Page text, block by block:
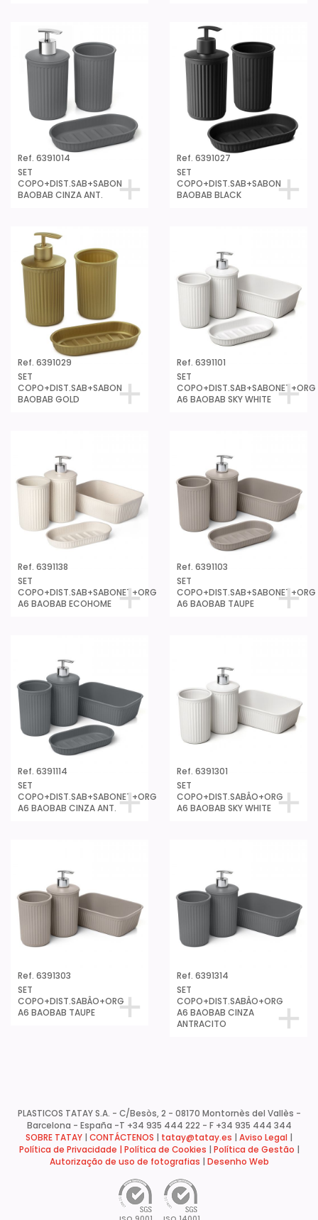
Ref. 6391014
SET
COPO+DIST.SAB+SABON
BAOBAB CINZA ANT.
Ref. 6391027
SET
COPO+DIST.SAB+SABON
BAOBAB BLACK
Ref. 6391029
SET
COPO+DIST.SAB+SABON
BAOBAB GOLD
Ref. 6391101
SET
COPO+DIST.SAB+SABONET+ORG
A6 BAOBAB SKY WHITE
Ref. 6391138
SET
COPO+DIST.SAB+SABONET+ORG
A6 BAOBAB ECOHOME
Ref. 6391103
SET
COPO+DIST.SAB+SABONET+ORG
A6 BAOBAB TAUPE
Ref. 6391114
SET
COPO+DIST.SAB+SABONET+ORG
A6 BAOBAB CINZA ANT.
Ref. 6391301
SET
COPO+DIST.SABÂO+ORG
A6 BAOBAB SKY WHITE
Ref. 6391303
SET
COPO+DIST.SABÂO+ORG
A6 BAOBAB TAUPE
Ref. 6391314
SET
COPO+DIST.SABÂO+ORG
A6 BAOBAB CINZA
ANTRACITO
PLASTICOS TATAY S.A. - C/Besòs, 2 - 08170 Montornès del Vallès -
Barcelona - España -T +34 935 444 222 - F +34 935 444 344
SOBRE TATAY
CONTÁCTENOS tatay@tatay.es Aviso Legal
Política de Privacidade | Política de Cookies Política de Gestão
Autorização de uso de fotografias
Desenho Web